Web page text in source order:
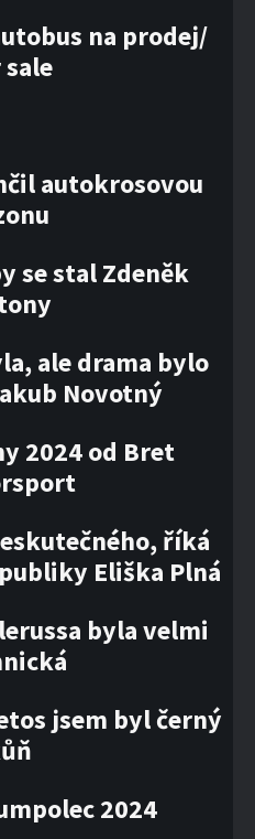
na prodej/
autokrosovou
se stal Zdeněk
ale drama bylo
Novotný
2024 od Bret
říká
Eliška Plná
byla velmi
jsem byl černý
2024